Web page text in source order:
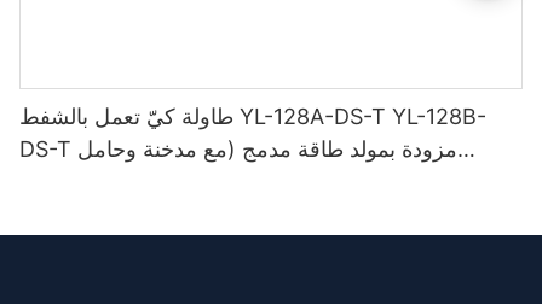
طاولة كيّ تعمل بالشفط YL-128A-DS-T YL-128B-
DS-T مزودة بمولد طاقة مدمج (مع مدخنة وحامل